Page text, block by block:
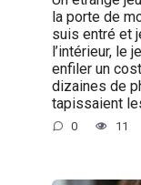
la porte de
suis entré et
l’intérieur, le
enfiler un
dizaines de
tapissaient
0 11